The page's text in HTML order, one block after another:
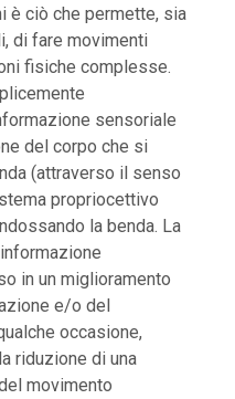
è ciò che permette, sia
di fare movimenti
fisiche complesse.
sensoriale
del corpo che si
(attraverso il senso
propriocettivo
la benda. La
in un miglioramento
e/o del
occasione,
riduzione di una
movimento